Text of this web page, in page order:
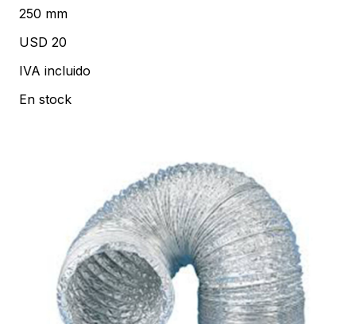
250 mm
USD 20
IVA incluido
En stock